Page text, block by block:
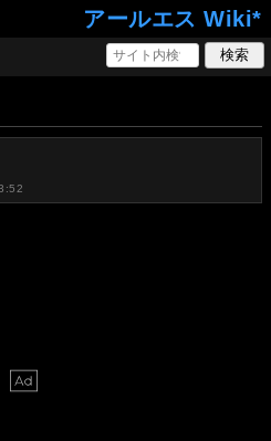
アールエス Wiki*